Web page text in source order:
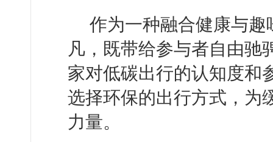
作为一种融合健康与
凡，既带给参与者自由驰
家对低碳出行的认知度和
选择环保的出行方式，为
力量。